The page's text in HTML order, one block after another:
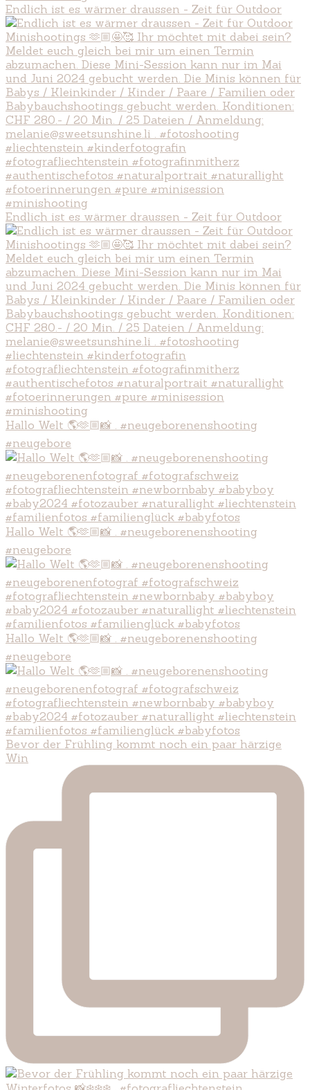
Endlich ist es wärmer draussen - Zeit für Outdoor
Endlich ist es wärmer draussen - Zeit für Outdoor
Hallo Welt 🌎🫶🏼📸 . #neugeborenenshooting
#neugebore
Hallo Welt 🌎🫶🏼📸 . #neugeborenenshooting
#neugebore
Hallo Welt 🌎🫶🏼📸 . #neugeborenenshooting
#neugebore
Bevor der Frühling kommt noch ein paar härzige
Win